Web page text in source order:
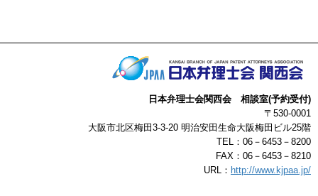
日本弁理士会関西会 相談室(予約受付)
〒530-0001
大阪市北区梅田3-3-20 明治安田生命大阪梅田ビル25階
TEL：06－6453－8200
FAX：06－6453－8210
URL： http://www.kjpaa.jp/